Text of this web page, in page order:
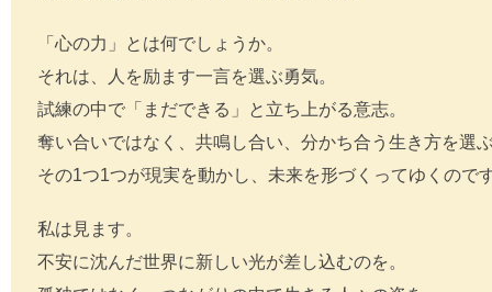
「心の力」とは何でしょうか。
それは、人を励ます一言を選ぶ勇気。
試練の中で「まだできる」と立ち上がる意志。
奪い合いではなく、共鳴し合い、分かち合う生き方を選ぶ
その1つ1つが現実を動かし、未来を形づくってゆくのです
私は見ます。
不安に沈んだ世界に新しい光が差し込むのを。